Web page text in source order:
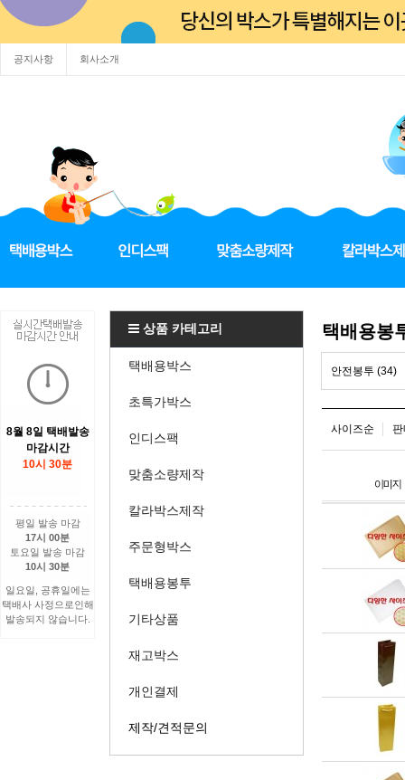
공지사항 회사소개
8월 8일 택배발송
마감시간
10시 30분
평일 발송 마감
17시 00분
토요일 발송 마감
10시 30분
일요일, 공휴일에는
택배사 사정으로인해
발송되지 않습니다.
상품 카테고리
택배용박스
초특가박스
인디스팩
맞춤소량제작
칼라박스제작
주문형박스
택배용봉투
기타상품
재고박스
개인결제
제작/견적문의
택배용봉
안전봉투 (34)
사이즈순